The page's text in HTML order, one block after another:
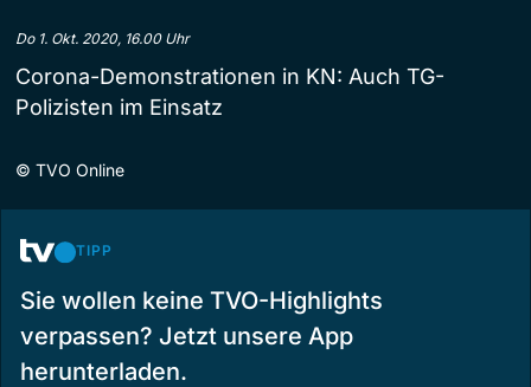
Do 1. Okt. 2020, 16.00 Uhr
Corona-Demonstrationen in KN: Auch TG-
Polizisten im Einsatz
© TVO Online
TIPP
Sie wollen keine TVO-Highlights
verpassen? Jetzt unsere App
herunterladen.